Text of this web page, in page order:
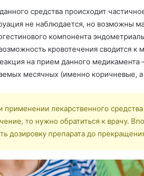
средства происходит
не наблюдается, но возможны
компонента
кровотечения сводится к
на прием данного
месячных (именно коричневые,
применении лекарственного
то нужно обратиться к врачу.
дозировку препарата до